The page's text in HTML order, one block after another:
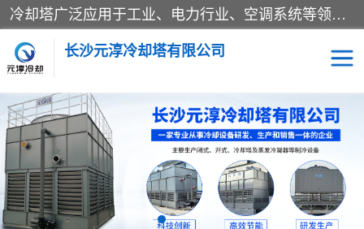
冷却塔广泛应用于工业、电力行业、空调系统等领域。在电力行业中，用于冷却发电机组的循环水；在工业生产中，如化工、冶金等行业，可降低生产过程中产生的热量；在空调系统中，为空调设备提供冷却水源
长沙元淳冷却塔有限公司
方形开式冷却塔 圆形冷却塔
闭式冷却塔 水箱
电控箱 水泵